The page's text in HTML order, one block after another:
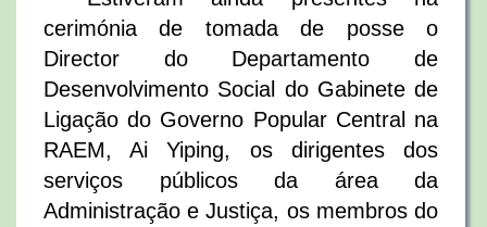
cerimónia de tomada de posse o
Director do Departamento de
Desenvolvimento Social do Gabinete de
Ligação do Governo Popular Central na
RAEM, Ai Yiping, os dirigentes dos
serviços públicos da área da
Administração e Justiça, os membros do